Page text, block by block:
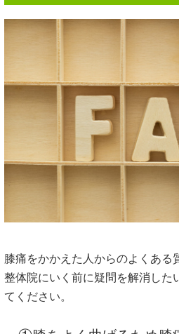
膝痛をかかえた人からのよくある
整体院にいく前に疑問を解消した
てください。